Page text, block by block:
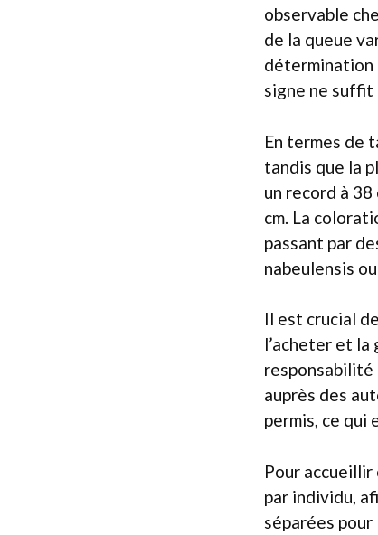
observable
de la queue
détermination
signe ne
En termes de
tandis que la
un record à
cm. La
passant par
nabeulensis
Il est crucial
l’acheter et
responsabilité
auprès des
permis, ce
Pour accueillir
par individu,
séparées